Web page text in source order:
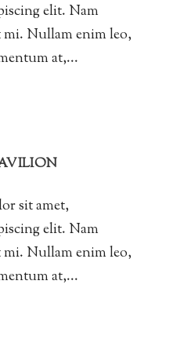
elit. Nam
Nullam enim leo,
at,...
sit amet,
elit. Nam
Nullam enim leo,
at,...